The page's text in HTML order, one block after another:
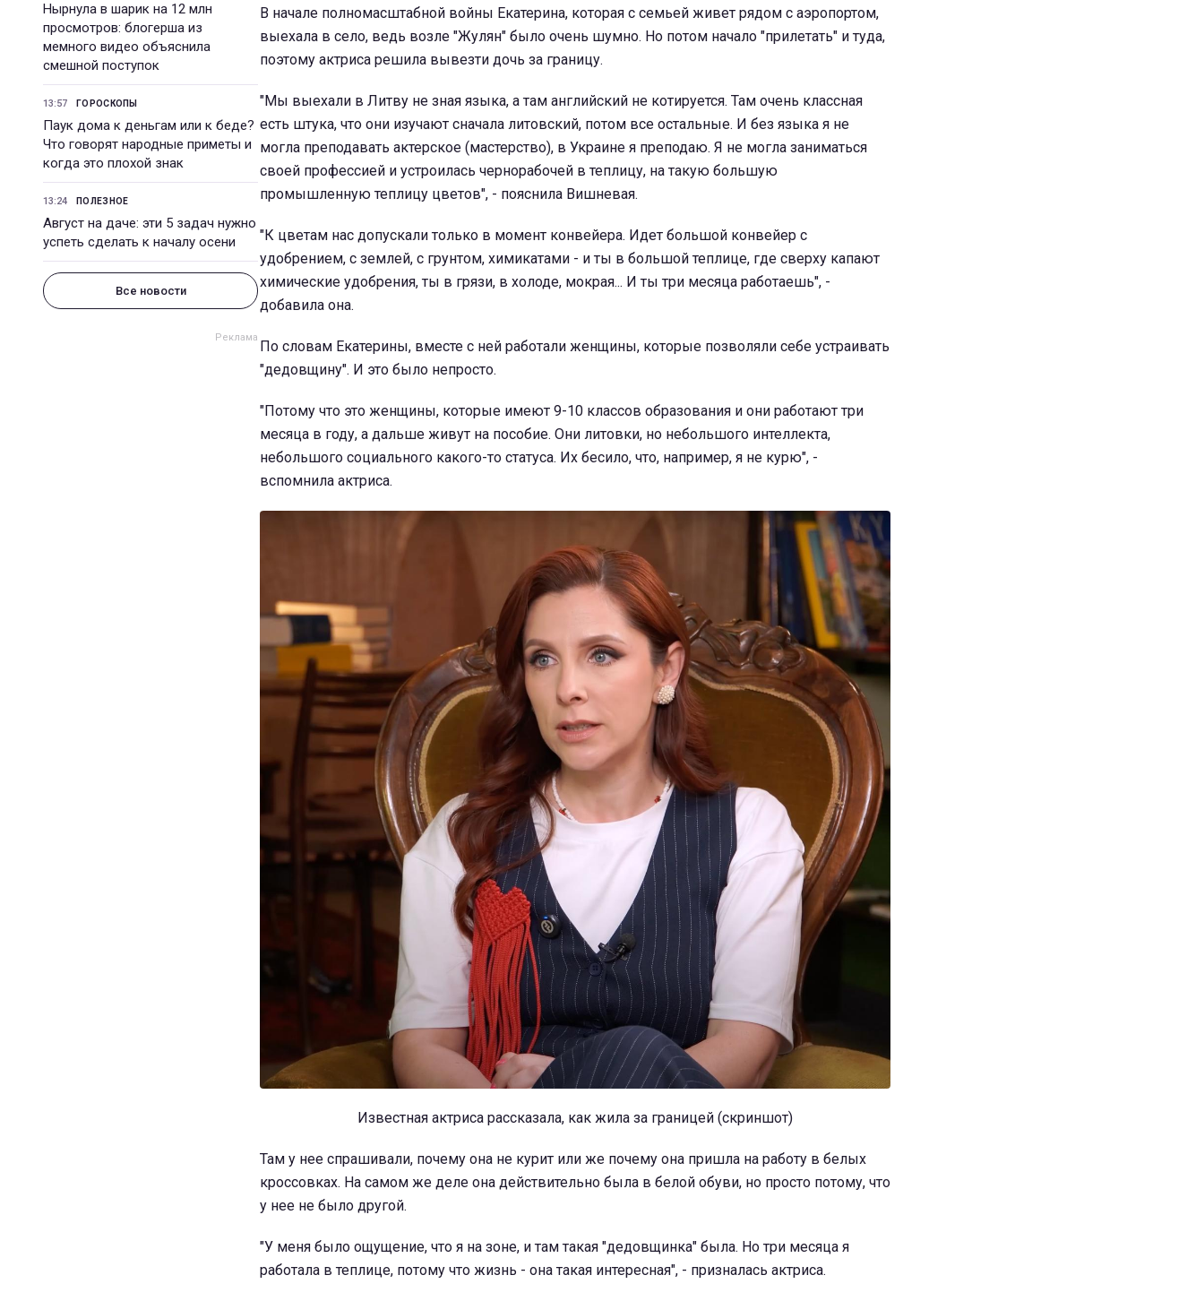
Нырнула в шарик на 12 млн
просмотров: блогерша из
мемного видео объяснила
смешной поступок
13:57 ГОРОСКОПЫ
Паук дома к деньгам или к беде?
Что говорят народные приметы и
когда это плохой знак
13:24 ПОЛЕЗНОЕ
Август на даче: эти 5 задач нужно
успеть сделать к началу осени
Все новости
В начале полномасштабной войны Екатерина, которая с семьей живет рядом с аэропортом,
выехала в село, ведь возле "Жулян" было очень шумно. Но потом начало "прилетать" и туда,
поэтому актриса решила вывезти дочь за границу.
"Мы выехали в Литву не зная языка, а там английский не котируется. Там очень классная
есть штука, что они изучают сначала литовский, потом все остальные. И без языка я не
могла преподавать актерское (мастерство), в Украине я преподаю. Я не могла заниматься
своей профессией и устроилась чернорабочей в теплицу, на такую большую
промышленную теплицу цветов", - пояснила Вишневая.
"К цветам нас допускали только в момент конвейера. Идет большой конвейер с
удобрением, с землей, с грунтом, химикатами - и ты в большой теплице, где сверху капают
химические удобрения, ты в грязи, в холоде, мокрая... И ты три месяца работаешь", -
добавила она.
По словам Екатерины, вместе с ней работали женщины, которые позволяли себе устраивать
"дедовщину". И это было непросто.
"Потому что это женщины, которые имеют 9-10 классов образования и они работают три
месяца в году, а дальше живут на пособие. Они литовки, но небольшого интеллекта,
небольшого социального какого-то статуса. Их бесило, что, например, я не курю", -
вспомнила актриса.
Известная актриса рассказала, как жила за границей (скриншот)
Там у нее спрашивали, почему она не курит или же почему она пришла на работу в белых
кроссовках. На самом же деле она действительно была в белой обуви, но просто потому, что
у нее не было другой.
"У меня было ощущение, что я на зоне, и там такая "дедовщинка" была. Но три месяца я
работала в теплице, потому что жизнь - она такая интересная", - призналась актриса.